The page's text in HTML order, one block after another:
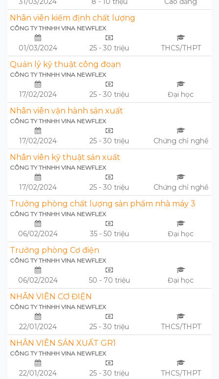
Nhân viên kiểm định chất lượng
CÔNG TY THNHH VINA NEWFLEX
01/03/2024 25 - 30 triệu THCS/THPT
Quản lý kỹ thuật công đoạn
CÔNG TY THNHH VINA NEWFLEX
17/02/2024 25 - 30 triệu Đại học
Nhân viên vận hành sản xuất
CÔNG TY THNHH VINA NEWFLEX
17/02/2024 25 - 30 triệu Chứng chỉ nghề
Nhân viên kỹ thuật sản xuất
CÔNG TY THNHH VINA NEWFLEX
17/02/2024 25 - 30 triệu Chứng chỉ nghề
Trưởng phòng chất lượng sản phẩm nhà máy 3
CÔNG TY THNHH VINA NEWFLEX
06/02/2024 35 - 50 triệu Đại học
Trưởng phòng Cơ điện
CÔNG TY THNHH VINA NEWFLEX
06/02/2024 50 - 70 triệu Đại học
NHÂN VIÊN CƠ ĐIỆN
CÔNG TY THNHH VINA NEWFLEX
22/01/2024 25 - 30 triệu THCS/THPT
NHÂN VIÊN SẢN XUẤT GR1
CÔNG TY THNHH VINA NEWFLEX
22/01/2024 25 - 30 triệu THCS/THPT